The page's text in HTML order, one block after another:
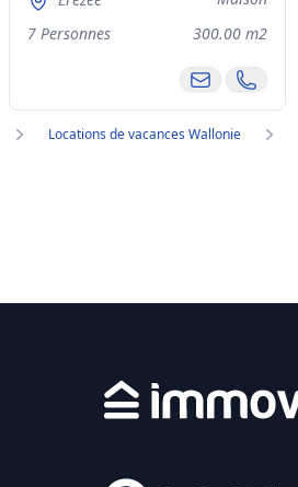
7 Personnes
300.00 m2
Locations de vacances Wallonie